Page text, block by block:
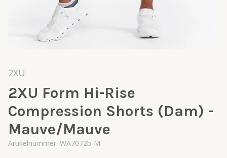
2XU
2XU Form Hi-Rise
Compression Shorts (Dam) -
Mauve/Mauve
Artikelnummer: WA7072b-M